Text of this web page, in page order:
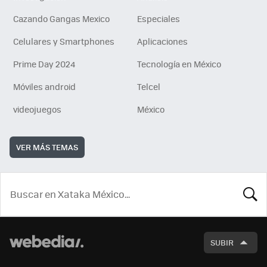
Cazando Gangas Mexico
Especiales
Celulares y Smartphones
Aplicaciones
Prime Day 2024
Tecnología en México
Móviles android
Telcel
videojuegos
México
VER MÁS TEMAS
SUBIR